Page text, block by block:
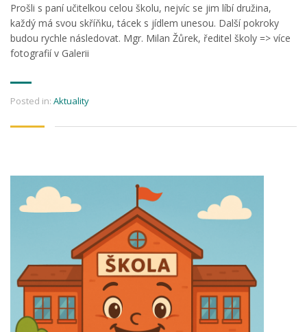
Prošli s paní učitelkou celou školu, nejvíc se jim líbí družina,
každý má svou skříňku, tácek s jídlem unesou. Další pokroky
budou rychle následovat. Mgr. Milan Žůrek, ředitel školy => více
fotografií v Galerii
Posted in: Aktuality